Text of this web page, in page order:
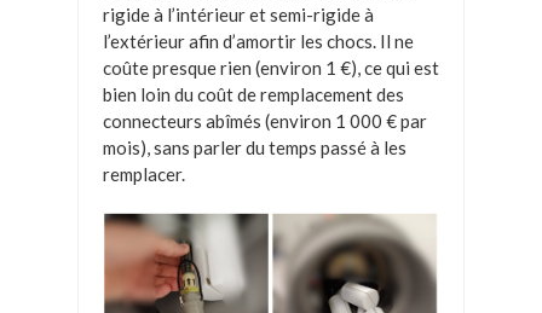
rigide à l’intérieur et semi-rigide à
l’extérieur afin d’amortir les chocs. Il ne
coûte presque rien (environ 1 €), ce qui est
bien loin du coût de remplacement des
connecteurs abîmés (environ 1 000 € par
mois), sans parler du temps passé à les
remplacer.